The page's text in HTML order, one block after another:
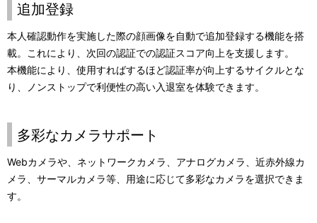
追加登録
本人確認動作を実施した際の顔画像を自動で追加登録する機能を搭
載。これにより、次回の認証での認証スコア向上を支援します。
本機能により、使用すればするほど認証率が向上するサイクルとな
り、ノンストップで利便性の高い入退室を体験できます。
多彩なカメラサポート
Webカメラや、ネットワークカメラ、アナログカメラ、近赤外線カ
メラ、サーマルカメラ等、用途に応じて多彩なカメラを選択できま
す。